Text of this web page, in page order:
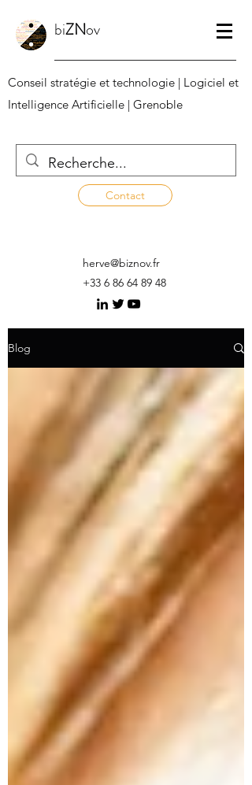
biZNov
Conseil stratégie et technologie | Logiciel et
Intelligence Artificielle | Grenoble
Contact
herve@biznov.fr
+33 6 86 64 89 48
Blog